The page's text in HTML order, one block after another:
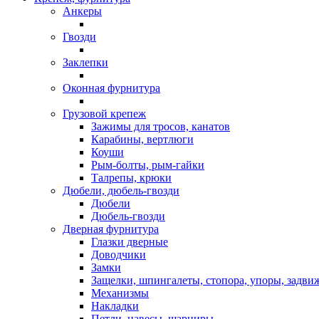
Анкеры
Гвозди
Заклепки
Оконная фурнитура
Грузовой крепеж
Зажимы для тросов, канатов
Карабины, вертлюги
Коуши
Рым-болты, рым-гайки
Талрепы, крюки
Дюбели, дюбель-гвозди
Дюбели
Дюбель-гвозди
Дверная фурнитура
Глазки дверные
Доводчики
Замки
Защелки, шпингалеты, стопора, упоры,
Механизмы
Накладки